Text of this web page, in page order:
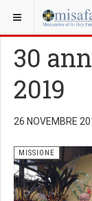
SEI QUI:
30
2019
26 NOVEMBRE
MISSIONE